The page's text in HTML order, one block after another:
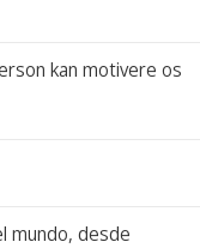
kan motivere os
mundo, desde